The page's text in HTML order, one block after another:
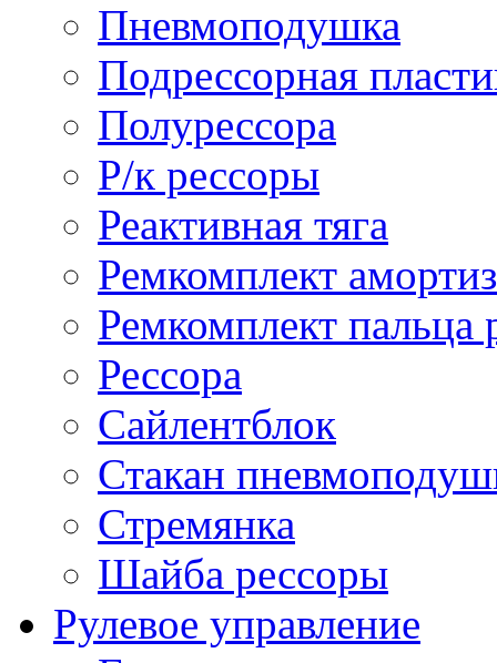
Пневмоподушка
Подрессорная
Полурессора
Р/к рессоры
Реактивная тяга
Ремкомплект
Ремкомплект пальца
Рессора
Сайлентблок
Стакан
Стремянка
Шайба рессоры
Рулевое управление